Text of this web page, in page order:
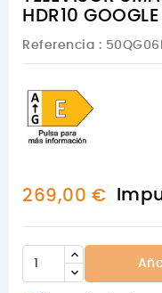
HDR10
Referencia :
269,00 €